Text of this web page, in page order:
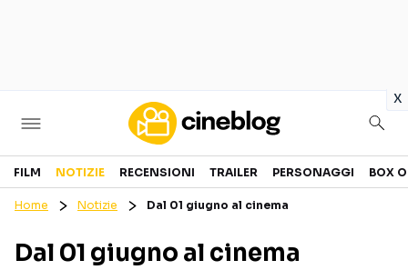
x
Cinema
GENERI
CANALI STREAMING
FILM NOTIZIE RECENSIONI TRAILER PERSONAGGI BOX
Home Notizie Dal 01 giugno al cinema
Dal 01 giugno al cinema